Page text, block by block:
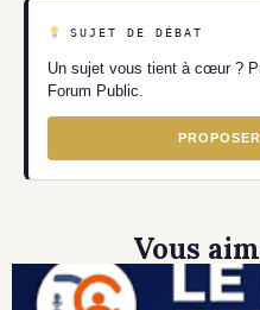
SUJET DE DÉBAT
Un sujet vous tient à cœur ?
Forum Public.
Vous